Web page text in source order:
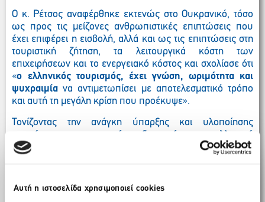
Αυτή η ιστοσελίδα χρησιμοποιεί cookies
Ο κ. Ρέτσος αναφέρθηκε εκτενώς στο Ουκρανικό, τόσο
ως προς τις μείζονες ανθρωπιστικές επιπτώσεις που
έχει επιφέρει η εισβολή, αλλά και ως τις επιπτώσεις στη
τουριστική ζήτηση, τα λειτουργικά κόστη των
επιχειρήσεων και το ενεργειακό κόστος και σχολίασε ότι
«ο ελληνικός τουρισμός, έχει γνώση, ωριμότητα και
ψυχραιμίανα αντιμετωπίσει με αποτελεσματικό τρόπο
και αυτή τη μεγάλη κρίση που προέκυψε».
Τονίζοντας την ανάγκη ύπαρξης και υλοποίησης
μακρόπνοου στρατηγικού σχεδιασμού για τον ελληνικό
τουριστικό τομέ
α, με έμφαση στις συνέργειες και τη
τον Τουρισμό, στο πλαίσιο του Delphi Economic Forum